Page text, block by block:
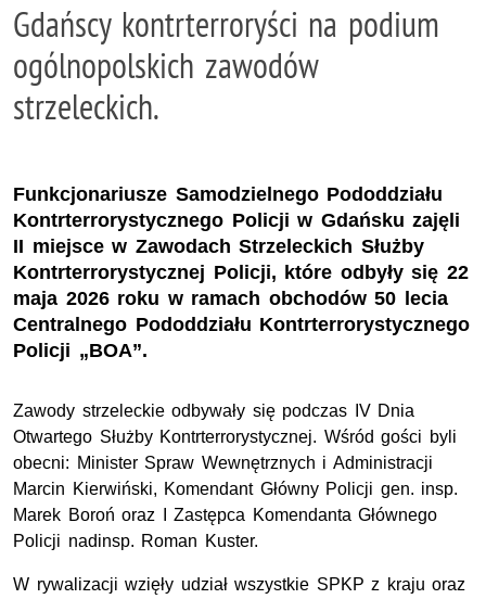
Gdańscy kontrterroryści na podium
ogólnopolskich zawodów
strzeleckich.
Funkcjonariusze Samodzielnego Pododdziału
Kontrterrorystycznego Policji w Gdańsku zajęli
II miejsce w Zawodach Strzeleckich Służby
Kontrterrorystycznej Policji, które odbyły się 22
maja 2026 roku w ramach obchodów 50 lecia
Centralnego Pododdziału Kontrterrorystycznego
Policji „BOA”.
Zawody strzeleckie odbywały się podczas IV Dnia
Otwartego Służby Kontrterrorystycznej. Wśród gości byli
obecni: Minister Spraw Wewnętrznych i Administracji
Marcin Kierwiński, Komendant Główny Policji gen. insp.
Marek Boroń oraz I Zastępca Komendanta Głównego
Policji nadinsp. Roman Kuster.
W rywalizacji wzięły udział wszystkie SPKP z kraju oraz